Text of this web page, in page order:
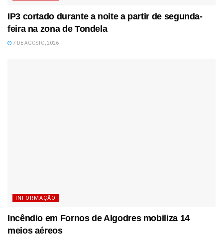
IP3 cortado durante a noite a partir de segunda-
feira na zona de Tondela
7 DE AGOSTO, 2026
INFORMAÇÃO
Incêndio em Fornos de Algodres mobiliza 14
meios aéreos